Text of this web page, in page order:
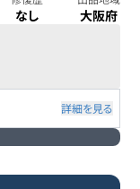
なし 大阪府
詳細を見る